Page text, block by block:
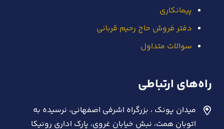
پیمانکاری
دفتر فروش حاج رحیم قربانی
سوالات متداول
راه‌های ارتباطی
میدان پونک ، بزرگراه اشرفی اصفهانی، نرسیده به
اتوبان همت، نبش خیابان غروی، پارک اداری رونیکا